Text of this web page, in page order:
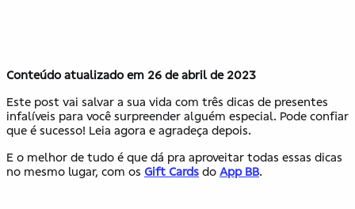
Conteúdo atualizado em 26 de abril de 2023
Este post vai salvar a sua vida com três dicas de presentes
infalíveis para você surpreender alguém especial. Pode confiar
que é sucesso! Leia agora e agradeça depois.
E o melhor de tudo é que dá pra aproveitar todas essas dicas
no mesmo lugar, com os Gift Cards do App BB.